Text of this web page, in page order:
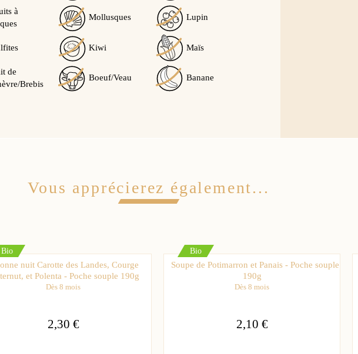
à
Mollusques Lupin
Kiwi Maïs
de
Brebis
Boeuf/Veau Banane
Vous apprécierez également...
Bio
nuit Carotte des Landes, Courge
et Polenta - Poche souple 190g
Dès 8 mois
2,30 €
Bio
Soupe de Potimarron et Panais - Poche souple
190g
Dès 8 mois
2,10 €